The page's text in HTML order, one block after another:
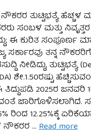
ನೌಕರರ ತುಟ್ಟಿಭತ್ಯೆ ಹೆಚ್ಚಳ
ಸಂಬಳ ಮತ್ತು
ಈ ಕುರಿತ ಸಂಪೂರ್ಣ
ಸರ್ಕಾರವು ತನ್ನ
ನೀಡಿದ್ದು, ತುಟ್ಟಿಭತ್ಯೆ
ಶೇ.1.50ರಷ್ಟು
2025ರ ಜನವರಿ
ಜಾರಿಗೊಳಿಸಲಾಗಿದೆ.
ರಿಂದ 12.25%ಕ್ಕೆ
ನೌಕರರ … Read more